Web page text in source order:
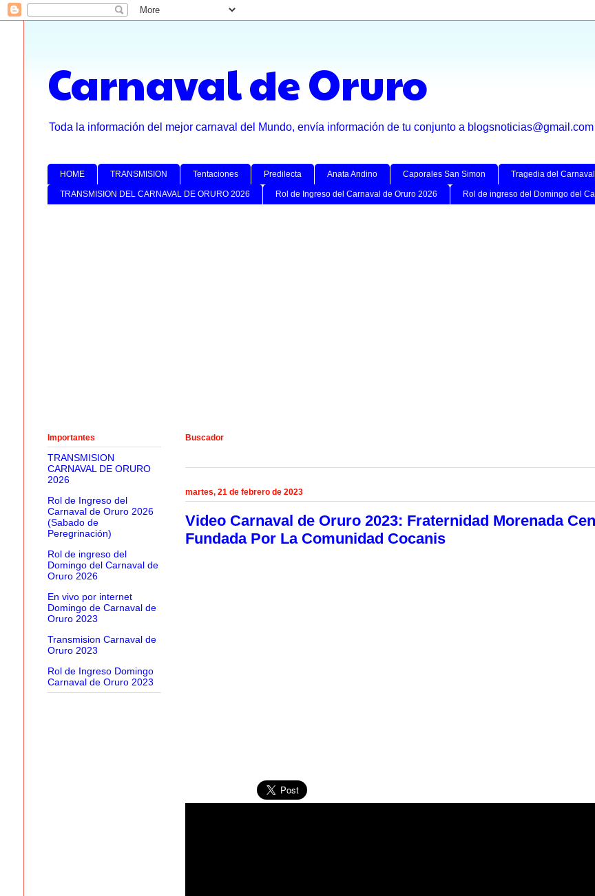
Carnaval de Oruro
Toda la información del mejor carnaval del Mundo, envía información de tu conjunto a blogsnoticias@gmail.com
HOME TRANSMISION Tentaciones Predilecta Anata Andino Caporales San Simon Tragedia del Carnaval
TRANSMISION DEL CARNAVAL DE ORURO 2026 Rol de Ingreso del Carnaval de Oruro 2026 Rol de ingreso del Domingo del
Buscador
martes, 21 de febrero de 2023
Video Carnaval de Oruro 2023: Fraternidad Morenada
Fundada Por La Comunidad Cocanis
Importantes
TRANSMISION
CARNAVAL DE ORURO
2026
Rol de Ingreso del
Carnaval de Oruro 2026
(Sabado de
Peregrinación)
Rol de ingreso del
Domingo del Carnaval de
Oruro 2026
En vivo por internet
Domingo de Carnaval de
Oruro 2023
Transmision Carnaval de
Oruro 2023
Rol de Ingreso Domingo
Carnaval de Oruro 2023